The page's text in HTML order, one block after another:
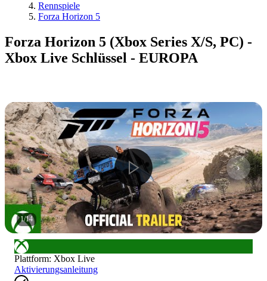
Rennspiele
Forza Horizon 5
Forza Horizon 5 (Xbox Series X/S, PC) -
Xbox Live Schlüssel - EUROPA
1/14
Plattform: Xbox Live
Aktivierungsanleitung